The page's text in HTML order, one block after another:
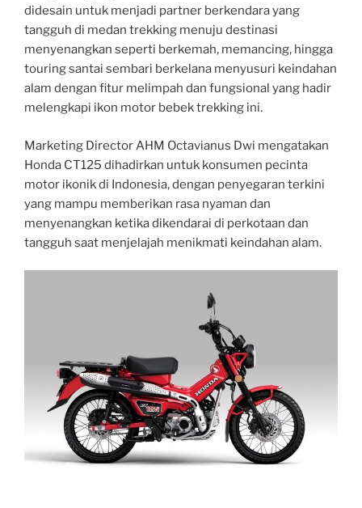
didesain untuk menjadi partner berkendara yang
tangguh di medan trekking menuju destinasi
menyenangkan seperti berkemah, memancing, hingga
touring santai sembari berkelana menyusuri keindahan
alam dengan fitur melimpah dan fungsional yang hadir
melengkapi ikon motor bebek trekking ini.
Marketing Director AHM Octavianus Dwi mengatakan
Honda CT125 dihadirkan untuk konsumen pecinta
motor ikonik di Indonesia, dengan penyegaran terkini
yang mampu memberikan rasa nyaman dan
menyenangkan ketika dikendarai di perkotaan dan
tangguh saat menjelajah menikmati keindahan alam.